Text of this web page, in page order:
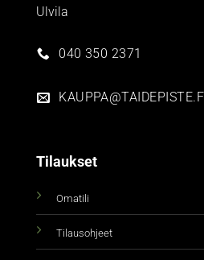
Ulvila
040 350 2371
KAUPPA@TAIDEPISTE.FI
Tilaukset
Omatili
Tilausohjeet